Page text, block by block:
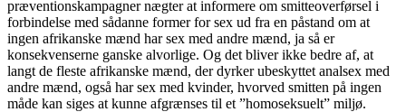
præventionskampagner nægter at informere om smitteoverførsel i
forbindelse med sådanne former for sex ud fra en påstand om at
ingen afrikanske mænd har sex med andre mænd, ja så er
konsekvenserne ganske alvorlige. Og det bliver ikke bedre af, at
langt de fleste afrikanske mænd, der dyrker ubeskyttet analsex med
andre mænd, også har sex med kvinder, hvorved smitten på ingen
måde kan siges at kunne afgrænses til et ”homoseksuelt” miljø.